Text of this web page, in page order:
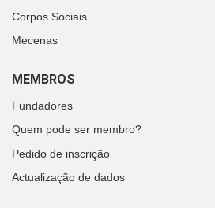
Corpos Sociais
Mecenas
MEMBROS
Fundadores
Quem pode ser membro?
Pedido de inscrição
Actualização de dados